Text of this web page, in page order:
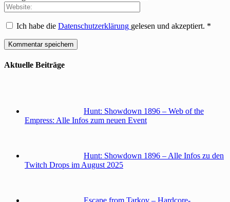
Ich habe die Datenschutzerklärung gelesen und akzeptiert. *
Aktuelle Beiträge
Hunt: Showdown 1896 – Web of the
Empress: Alle Infos zum neuen Event
Hunt: Showdown 1896 – Alle Infos zu den
Twitch Drops im August 2025